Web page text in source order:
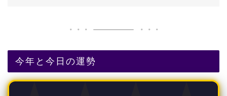
今年と今日の運勢